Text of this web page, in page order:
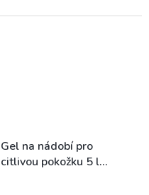
Gel na nádobí pro
citlivou pokožku 5 l